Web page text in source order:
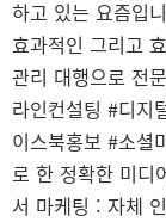
하고 있는 요즘입
효과적인 그리고
관리 대행으로 전
라인컨설팅 #디지
이스북홍보 #소셜
로 한 정확한 미디
서 마케팅 : 자체